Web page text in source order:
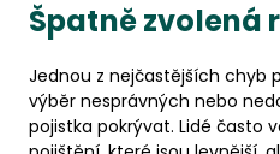
Špatně zvolená
Jednou z nejčastějších chyb
výběr nesprávných nebo
pojistka pokrývat. Lidé často